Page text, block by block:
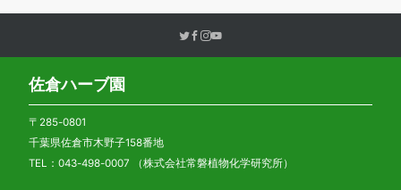
佐倉ハーブ園
〒285-0801
千葉県佐倉市木野子158番地
TEL：043-498-0007 （株式会社常磐植物化学研究所）